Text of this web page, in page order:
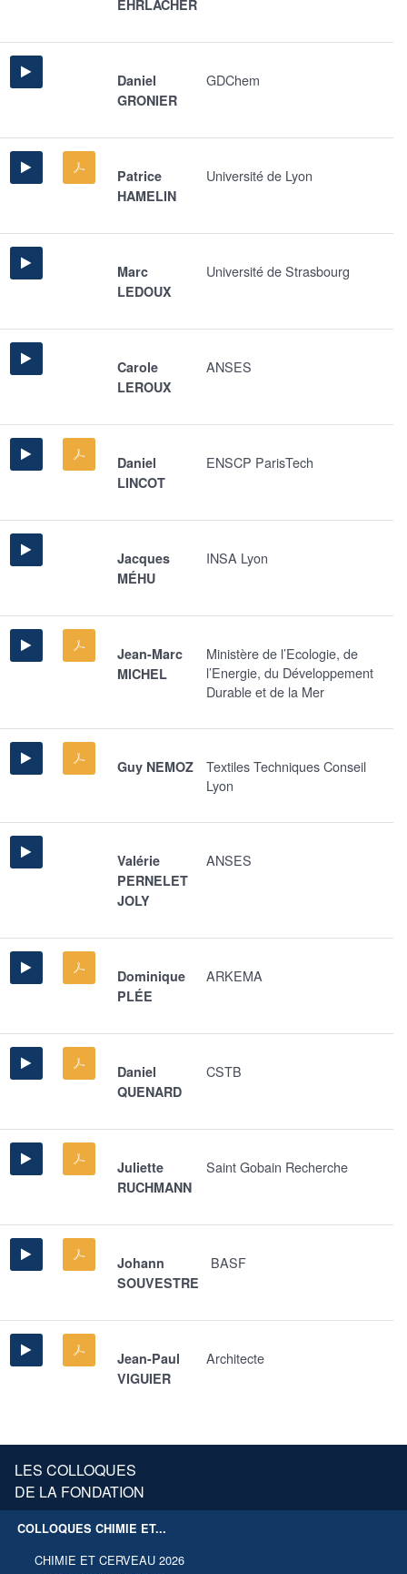
EHRLACHER
Daniel
GRONIER
GDChem
Patrice
HAMELIN
Université de Lyon
Marc
LEDOUX
Université de Strasbourg
Carole
LEROUX
ANSES
Daniel
LINCOT
ENSCP ParisTech
Jacques
MÉHU
INSA Lyon
Jean-Marc
MICHEL
Ministère de l’Ecologie, de
l’Energie, du Développement
Durable et de la Mer
Guy NEMOZ
Textiles Techniques Conseil
Lyon
Valérie
PERNELET
JOLY
ANSES
Dominique
PLÉE
ARKEMA
Daniel
QUENARD
CSTB
Juliette
RUCHMANN
Saint Gobain Recherche
Johann
SOUVESTRE
BASF
Jean-Paul
VIGUIER
Architecte
LES COLLOQUES
DE LA FONDATION
COLLOQUES CHIMIE ET...
CHIMIE ET CERVEAU 2026